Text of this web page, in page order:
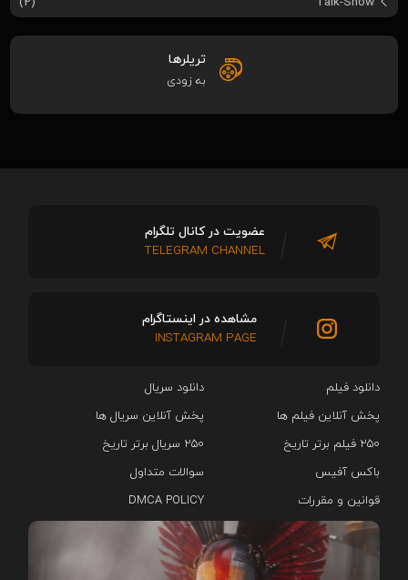
تریلرها
به زودی
دانلود فیلم
دانلود سریال‌
پخش آنلاین فیلم ها
پخش آنلاین سریال ها
۲۵۰ فیلم برتر تاریخ
۲۵۰ سریال برتر تاریخ
باکس آفیس
سوالات متداول
قوانین و مقررات
DMCA POLICY
عضویت در کانال تلگرام
TELEGRAM CHANNEL
مشاهده در اینستاگرام
INSTAGRAM PAGE